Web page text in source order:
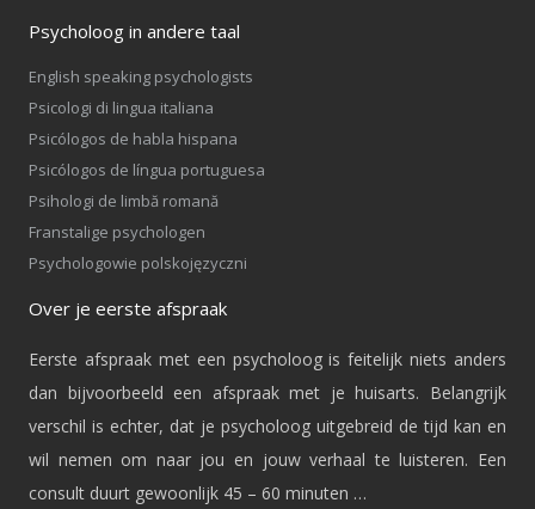
Psycholoog in andere taal
English speaking psychologists
Psicologi di lingua italiana
Psicólogos de habla hispana
Psicólogos de língua portuguesa
Psihologi de limbă romană
Franstalige psychologen
Psychologowie polskojęzyczni
Over je eerste afspraak
Eerste afspraak met een psycholoog is feitelijk niets anders
dan bijvoorbeeld een afspraak met je huisarts. Belangrijk
verschil is echter, dat je psycholoog uitgebreid de tijd kan en
wil nemen om naar jou en jouw verhaal te luisteren. Een
consult duurt gewoonlijk 45 – 60 minuten …